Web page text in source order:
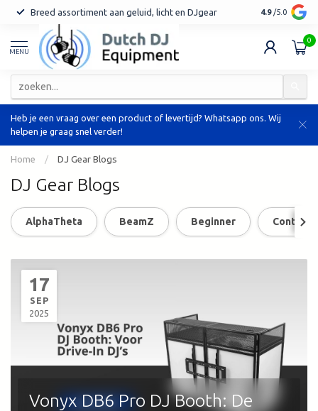
Breed assortiment aan geluid, licht en DJgear Tot 7 jaar
4.9 /5.0
MENU
0
Heb je een vraag over een product of levertijd? Whatsapp ons. Wij
helpen je graag snel verder!
Home / DJ Gear Blogs
DJ Gear Blogs
AlphaTheta BeamZ Beginner
17
SEP
2025
Vonyx DB6 Pro DJ Booth: De